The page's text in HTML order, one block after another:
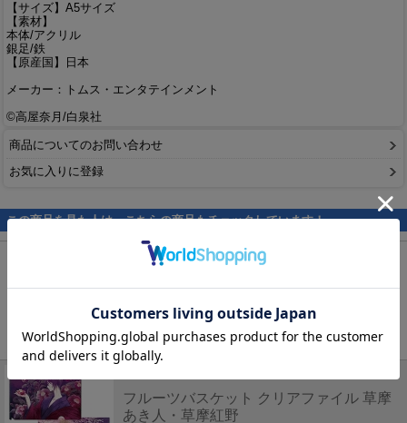
【サイズ】A5サイズ
【素材】
本体/アクリル
銀足/鉄
【原産国】日本
メーカー：トムス・エンタテインメント
©高屋奈月/白泉社
商品についてのお問い合わせ
お気に入りに登録
この商品を見た人は、こちらの商品もチェックしています！
3,850円 (税込)
フルーツバスケット クリアファイル 草摩
あき人・草摩紅野